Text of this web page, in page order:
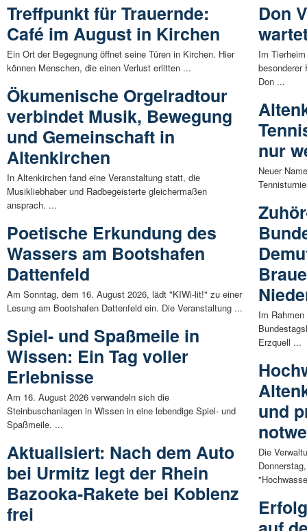
Treffpunkt für Trauernde:
Café im August in Kirchen
Ein Ort der Begegnung öffnet seine Türen in Kirchen. Hier
können Menschen, die einen Verlust erlitten ...
Ökumenische Orgelradtour
verbindet Musik, Bewegung
und Gemeinschaft in
Altenkirchen
In Altenkirchen fand eine Veranstaltung statt, die
Musikliebhaber und Radbegeisterte gleichermaßen
ansprach. ...
Poetische Erkundung des
Wassers am Bootshafen
Dattenfeld
Am Sonntag, dem 16. August 2026, lädt "KIWi-lit!" zu einer
Lesung am Bootshafen Dattenfeld ein. Die Veranstaltung ...
Spiel- und Spaßmeile in
Wissen: Ein Tag voller
Erlebnisse
Am 16. August 2026 verwandeln sich die
Steinbuschanlagen in Wissen in eine lebendige Spiel- und
Spaßmeile. ...
Aktualisiert: Nach dem Auto
bei Urmitz legt der Rhein
Bazooka-Rakete bei Koblenz
frei
Don
Im
besonderer
Don ...
nur
Neuer
Im Rahmen
Erzquell ...
und
Die